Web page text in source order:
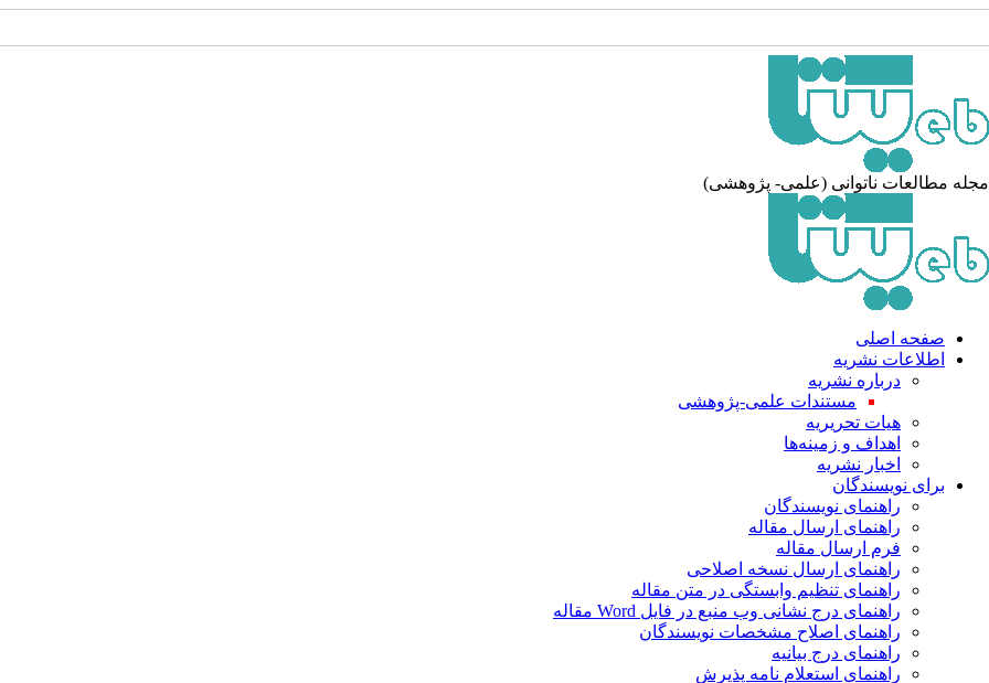
مجله مطالعات ناتوانی (علمی- پژوهشی)
صفحه اصلی
اطلاعات نشریه
درباره نشریه
مستندات علمی-پژوهشی
هیات تحریریه
اهداف و زمینه‌ها
اخبار نشریه
برای نویسندگان
راهنمای نویسندگان
راهنمای ارسال مقاله
فرم ارسال مقاله
راهنمای ارسال نسخه اصلاحی
راهنمای تنظیم وابستگی در متن مقاله
راهنمای درج نشانی وب منبع در فایل Word مقاله
راهنمای اصلاح مشخصات نویسندگان
راهنمای درج بیانیه
راهنمای استعلام نامه پذیرش